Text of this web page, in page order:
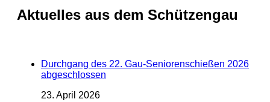
Aktuelles aus dem Schützengau
Durchgang des 22. Gau-Seniorenschießen 2026
abgeschlossen
23. April 2026